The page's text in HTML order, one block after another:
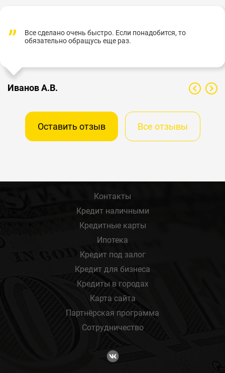
Все сделано очень быстро. Если понадобится, то
обязательно обращусь еще раз.
Иванов А.В.
Оставить отзыв Все отзывы
Контакты
Кредит наличными
Кредитные карты
Ипотека
Кредит под залог
Кредит для бизнеса
Кредиты в городах
Карта сайта
Партнёрская программа
Сотрудничество